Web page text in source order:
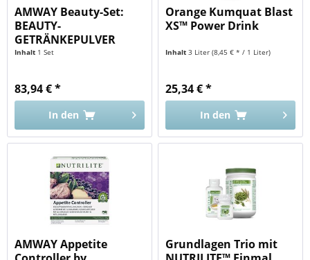
AMWAY Beauty-Set:
BEAUTY-
GETRÄNKEPULVER
und...
Inhalt 1 Set
83,94 € *
In den
Orange Kumquat Blast
XS™ Power Drink
Inhalt3 Liter(8,45 € * / 1 Liter)
25,34 € *
In den
AMWAY Appetite
Grundlagen Trio mit